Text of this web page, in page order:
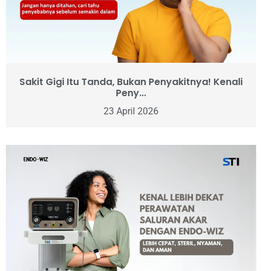
Sakit Gigi Itu Tanda, Bukan Penyakitnya! Kenali
Peny...
23 April 2026